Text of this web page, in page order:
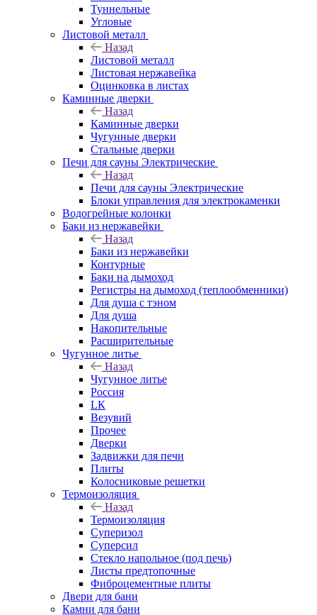
Туннельные
Угловые
Листовой металл
Назад
Листовой металл
Листовая нержавейка
Оцинковка в листах
Каминные дверки
Назад
Каминные дверки
Чугунные дверки
Стальные дверки
Печи для сауны Электрические
Назад
Печи для сауны Электрические
Блоки управления для электрокаменки
Водогрейные колонки
Баки из нержавейки
Назад
Баки из нержавейки
Контурные
Баки на дымоход
Регистры на дымоход (теплообменники)
Для душа с тэном
Для душа
Накопительные
Расширительные
Чугунное литье
Назад
Чугунное литье
Россия
LК
Везувий
Прочее
Дверки
Задвижки для печи
Плиты
Колосниковые решетки
Термоизоляция
Назад
Термоизоляция
Суперизол
Суперсил
Стекло напольное (под печь)
Листы предтопочные
Фиброцементные плиты
Двери для бани
Камни для бани